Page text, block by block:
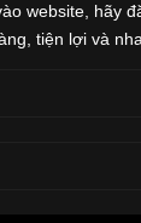
website, hãy
tiện lợi và